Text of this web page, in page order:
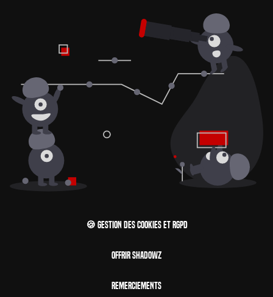
🍪 Gestion des cookies et RGPD
Offrir Shadowz
Remerciements